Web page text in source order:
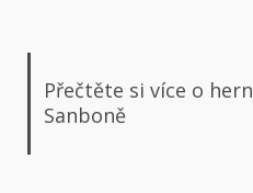
Přečtěte si více o
Sanboně